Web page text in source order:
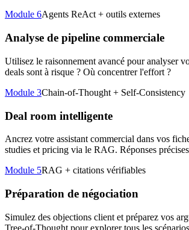
Module 6Agents ReAct + outils externes
Analyse de pipeline commerciale
Utilisez le raisonnement avancé pour analyser
deals sont à risque ? Où concentrer l'effort ?
Module 3Chain-of-Thought + Self-Consistency
Deal room intelligente
Ancrez votre assistant commercial dans vos
studies et pricing via le RAG. Réponses
Module 5RAG + citations vérifiables
Préparation de négociation
Simulez des objections client et préparez vos
Tree-of-Thought pour explorer tous les scénarios.